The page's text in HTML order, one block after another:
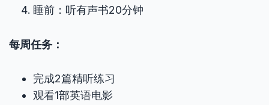
睡前：听有声书20分钟
每周任务：
完成2篇精听练习
观看1部英语电影